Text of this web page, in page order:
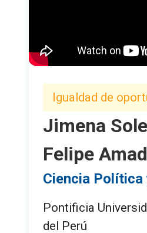
Igualdad de
Jimena
Felipe
Ciencia Política
Pontificia
del Perú